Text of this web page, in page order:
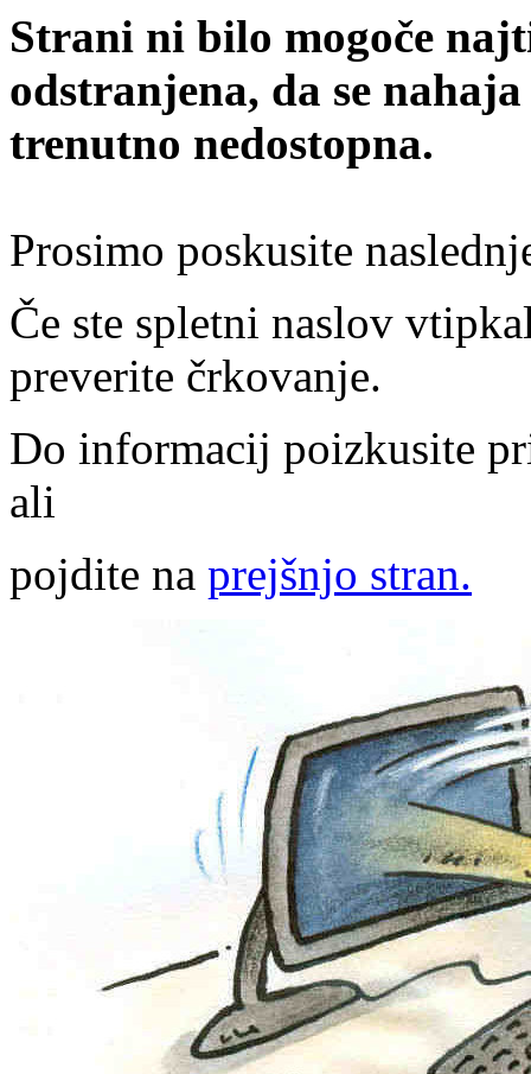
Strani ni bilo mogoče
odstranjena, da se
trenutno nedostopna.
Prosimo poskusite
Če ste spletni naslov
preverite črkovanje.
Do informacij poizkusite
ali
pojdite na prejšnjo stran.